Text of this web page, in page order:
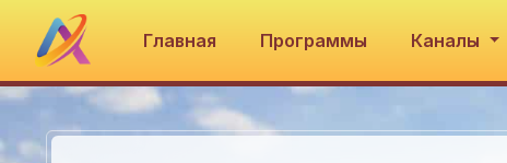
Главная Программы Каналы